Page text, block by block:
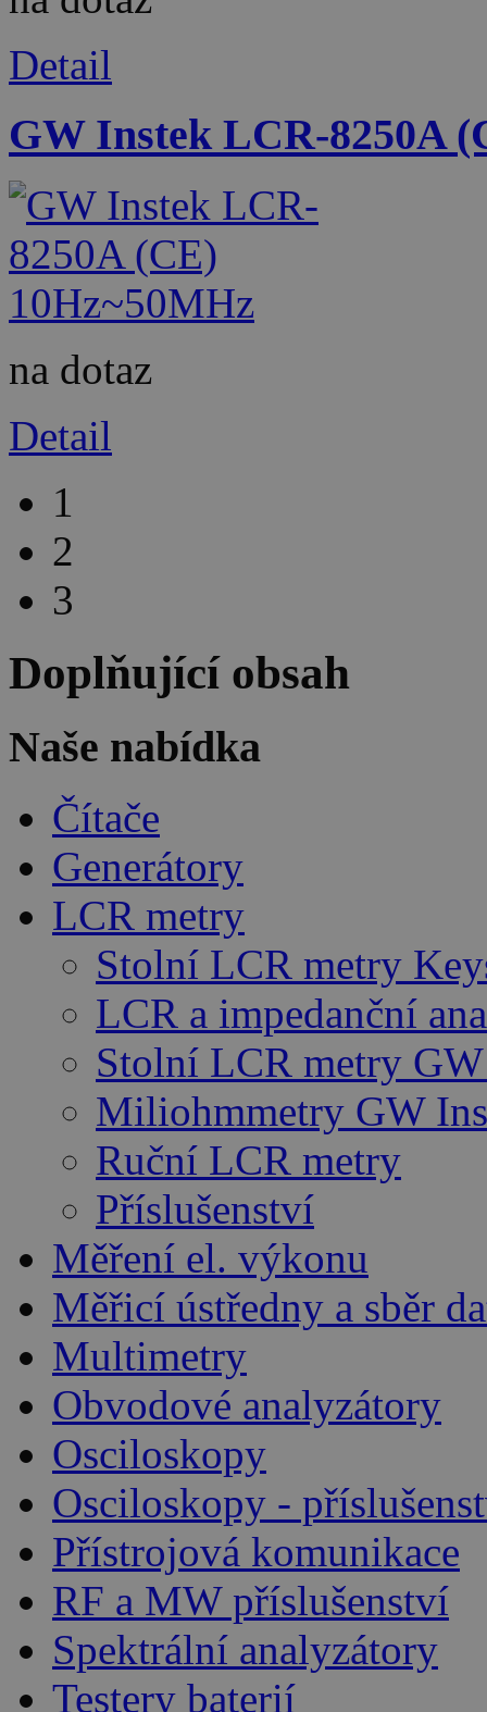
Detail
GW Instek LCR-8250A
na dotaz
Detail
1
2
3
Doplňující obsah
Naše nabídka
Čítače
Generátory
LCR metry
Stolní LCR metry
LCR a impedanční
Stolní LCR metry
Miliohmmetry GW
Ruční LCR metry
Příslušenství
Měření el. výkonu
Měřicí ústředny a sběr
Multimetry
Obvodové analyzátory
Osciloskopy
Osciloskopy -
Přístrojová komunikace
RF a MW příslušenství
Spektrální analyzátory
Testery baterií